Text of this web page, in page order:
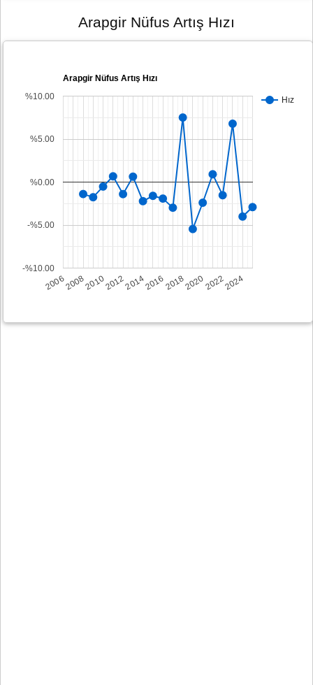
Arapgir Nüfus Artış Hızı
Arapgir Nüfus Artış Hızı
Hız
2006200820102012201420162018202020222024
-%10.00
-%5.00
%0.00
%5.00
%10.00